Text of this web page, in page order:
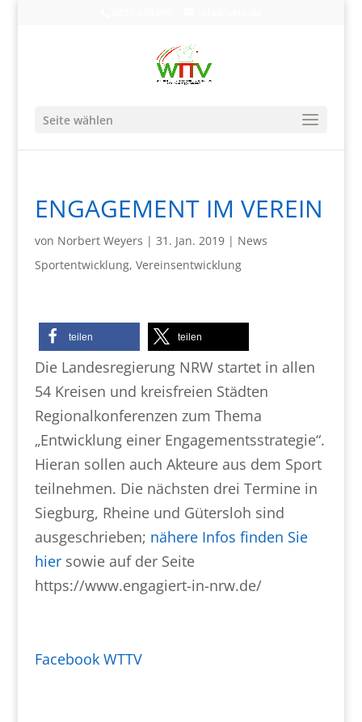
Seite wählen
ENGAGEMENT IM VEREIN
von Norbert Weyers | 31. Jan. 2019| News
Sportentwicklung, Vereinsentwicklung
teilen teilen
Die Landesregierung NRW startet in allen
54 Kreisen und kreisfreien Städten
Regionalkonferenzen zum Thema
„Entwicklung einer Engagementsstrategie“.
Hieran sollen auch Akteure aus dem Sport
teilnehmen. Die nächsten drei Termine in
Siegburg, Rheine und Gütersloh sind
ausgeschrieben; nähere Infos finden Sie
hiersowie auf der Seite
https://www.engagiert-in-nrw.de/
Facebook WTTV